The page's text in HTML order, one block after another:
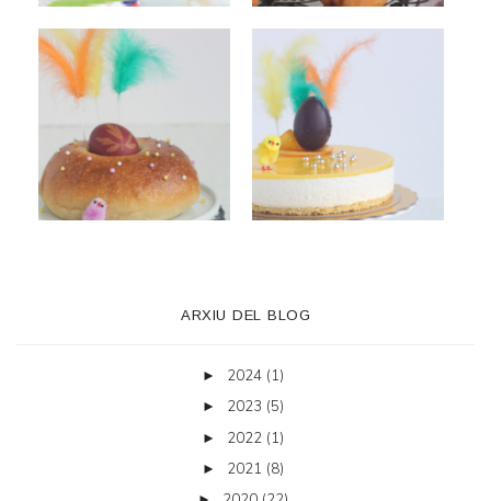
ARXIU DEL BLOG
► 2024 (1)
► 2023 (5)
► 2022 (1)
► 2021 (8)